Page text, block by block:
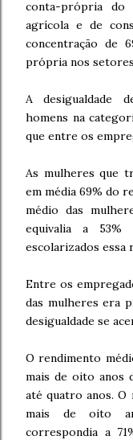
conta-própria do
agrícola e de
concentração de
própria nos
A desigualdade
homens na
que entre os
As mulheres que
em média 69% do
médio das
equivalia a
escolarizados essa
Entre os
das mulheres era
desigualdade se
O rendimento
mais de oito anos
até quatro anos. O
mais de oito
correspondia a